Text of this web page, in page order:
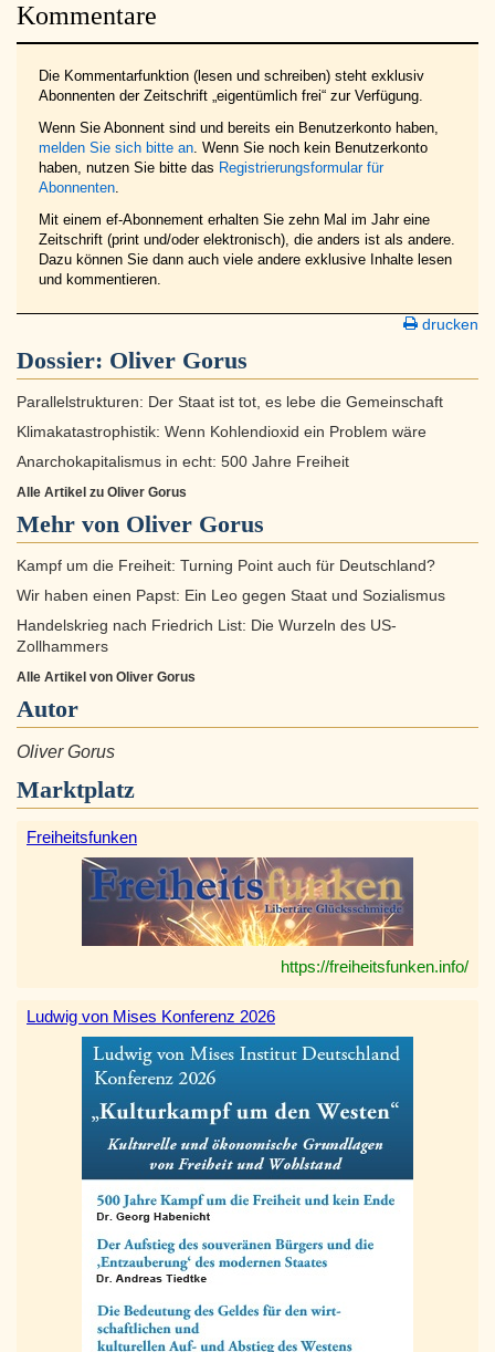
Kommentare
Die Kommentarfunktion (lesen und schreiben) steht exklusiv
Abonnenten der Zeitschrift „eigentümlich frei“ zur Verfügung.
Wenn Sie Abonnent sind und bereits ein Benutzerkonto haben,
melden Sie sich bitte an. Wenn Sie noch kein Benutzerkonto
haben, nutzen Sie bitte das Registrierungsformular für
Abonnenten.
Mit einem ef-Abonnement erhalten Sie zehn Mal im Jahr eine
Zeitschrift (print und/oder elektronisch), die anders ist als andere.
Dazu können Sie dann auch viele andere exklusive Inhalte lesen
und kommentieren.
drucken
Dossier: Oliver Gorus
Parallelstrukturen: Der Staat ist tot, es lebe die Gemeinschaft
Klimakatastrophistik: Wenn Kohlendioxid ein Problem wäre
Anarchokapitalismus in echt: 500 Jahre Freiheit
Alle Artikel zu Oliver Gorus
Mehr von Oliver Gorus
Kampf um die Freiheit: Turning Point auch für Deutschland?
Wir haben einen Papst: Ein Leo gegen Staat und Sozialismus
Handelskrieg nach Friedrich List: Die Wurzeln des US-
Zollhammers
Alle Artikel von Oliver Gorus
Autor
Oliver Gorus
Marktplatz
Freiheitsfunken
https://freiheitsfunken.info/
Ludwig von Mises Konferenz 2026